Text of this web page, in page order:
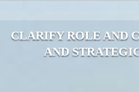
CLARIFY ROLE AND
AND